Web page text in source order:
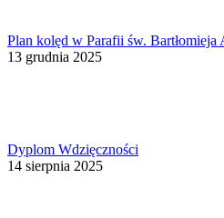
Plan kolęd w Parafii św.
13 grudnia 2025
Dyplom Wdzięczności
14 sierpnia 2025